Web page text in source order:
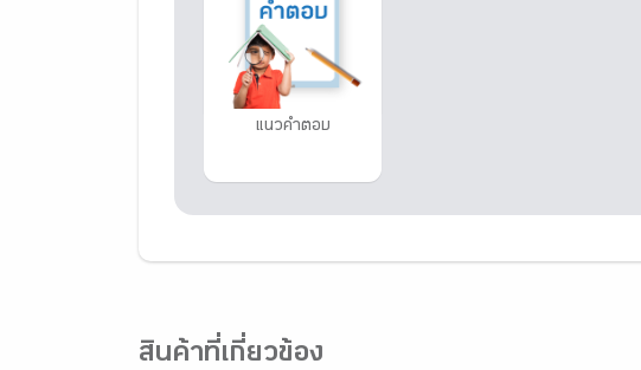
แนวคำตอบ
สินค้าที่เกี่ยวข้อง